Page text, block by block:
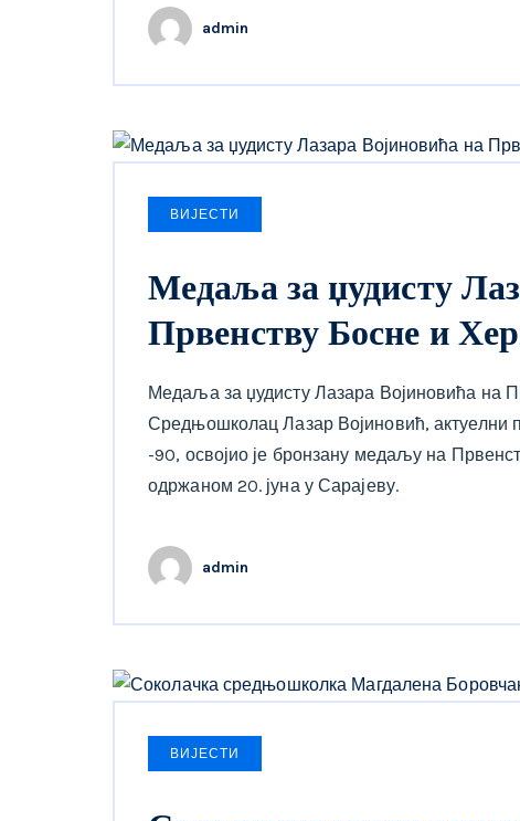
admin
ВИЈЕСТИ
Медаља за џудисту
Првенству Босне и
Медаља за џудисту Лазара Војиновића на
Средњошколац Лазар Војиновић, актуелни
-90, освојио је бронзану медаљу на
одржаном 20. јуна у Сарајеву.
admin
ВИЈЕСТИ